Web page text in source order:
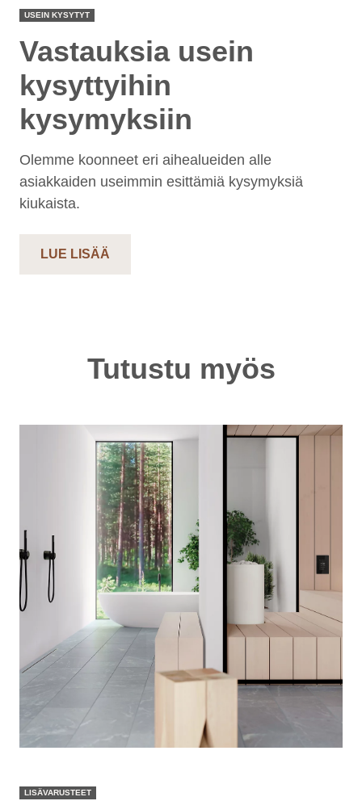
USEIN KYSYTYT
Vastauksia usein
kysyttyihin
kysymyksiin
Olemme koonneet eri aihealueiden alle
asiakkaiden useimmin esittämiä kysymyksiä
kiukaista.
LUE LISÄÄ
Tutustu myös
LISÄVARUSTEET